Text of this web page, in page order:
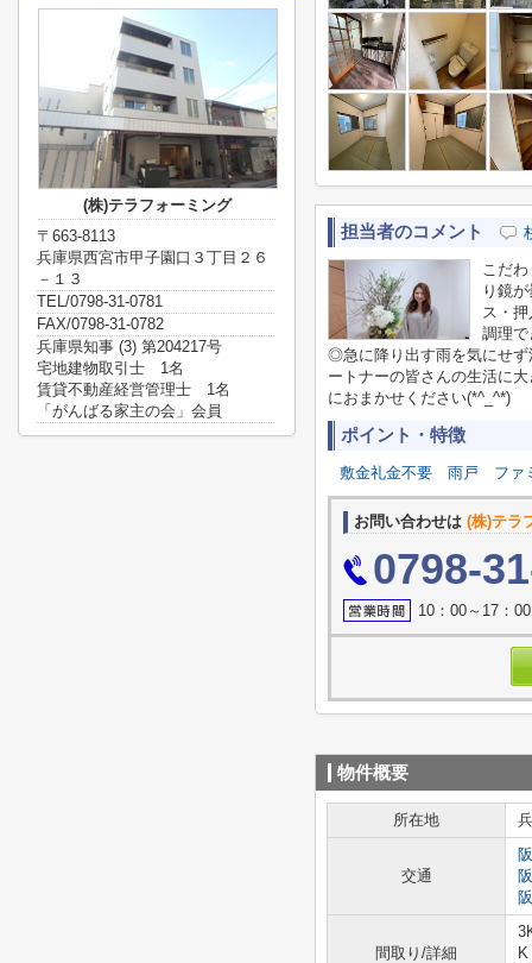
担当者のコメント
こだ
り鏡
ス・
調理で
◎急に降り出す雨を気にせ
ートナーの皆さんの生活に
におまかせください(*^_^*)
ポイント・特徴
敷金礼金不要 雨戸 ファ
お問い合わせは (株)テラ
0798-
10：00～17：
物件概要
所在地
交通
間取り/詳細
(株)テラフォーミング
〒663-8113
兵庫県西宮市甲子園口３丁目２６
－１３
TEL/0798-31-0781
FAX/0798-31-0782
兵庫県知事 (3) 第204217号
宅地建物取引士 1名
賃貸不動産経営管理士 1名
「がんばる家主の会」会員